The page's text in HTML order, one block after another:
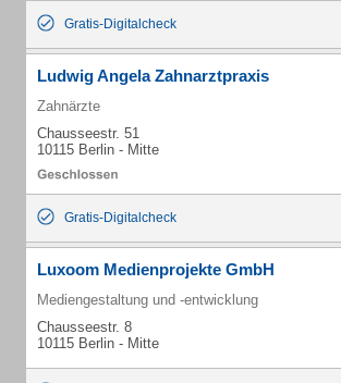
Gratis-Digitalcheck
Ludwig Angela Zahnarztpraxis
Zahnärzte
Chausseestr. 51
10115 Berlin - Mitte
Gratis-Digitalcheck
Luxoom Medienprojekte GmbH
Mediengestaltung und -entwicklung
Chausseestr. 8
10115 Berlin - Mitte